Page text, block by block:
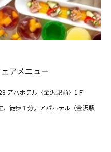
アメニュー
アパホテル〈金沢駅前〉1Ｆ
徒歩１分。アパホテル〈金沢駅